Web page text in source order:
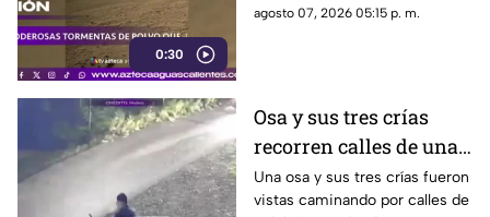
0:30
puede extenderse por miles de
agosto 07, 2026 05:15 p. m.
Osa y sus tres crías
recorren calles de una
ciudad en Rusia
Una osa y sus tres crías fueron
vistas caminando por calles de